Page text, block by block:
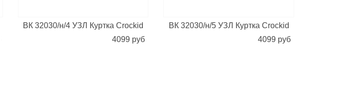
ВК 32030/н/4 УЗЛ Куртка Crockid
4099 руб
ВК 32030/н/5 УЗЛ Куртка Crockid
4099 руб